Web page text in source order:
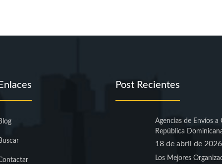
Enlaces Post Recientes
Agencias de Envíos a
República
18 de abril de 2026
Los Mejores